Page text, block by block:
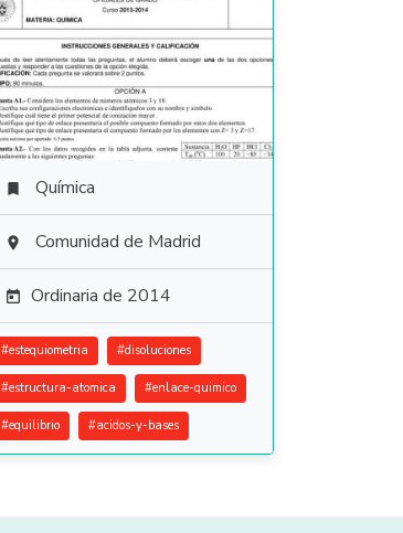
 Química
 Comunidad de Madrid
 Ordinaria de 2014
#estequiometria #disoluciones
#estructura-atomica #enlace-quimico
#equilibrio #acidos-y-bases